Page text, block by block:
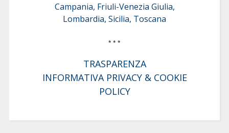
Campania, Friuli-Venezia Giulia,
Lombardia, Sicilia, Toscana
* * *
TRASPARENZA
INFORMATIVA PRIVACY & COOKIE
POLICY